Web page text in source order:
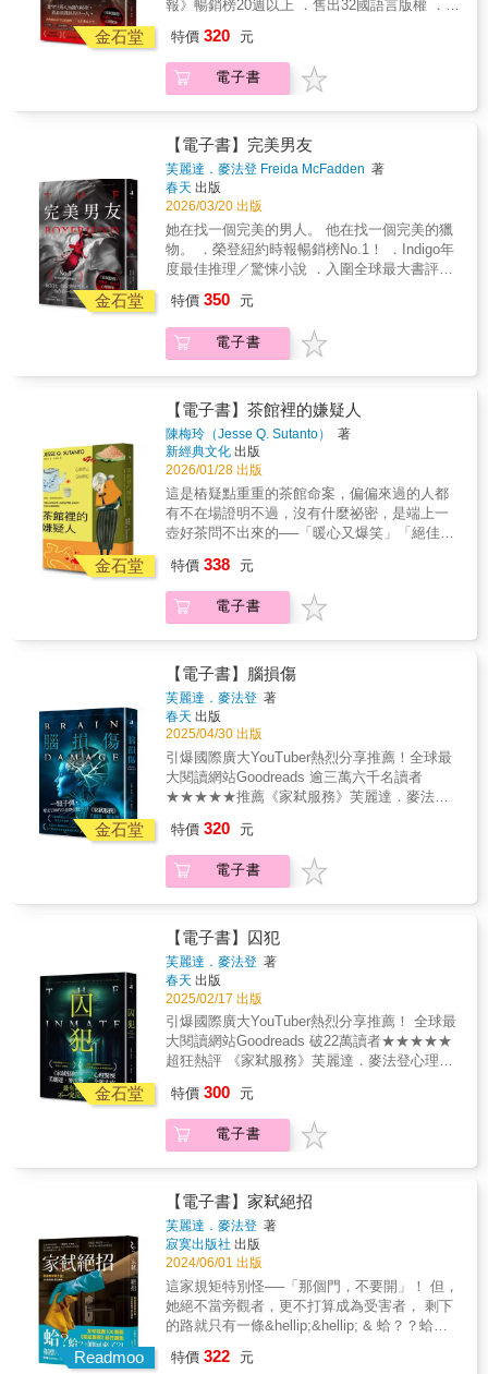
金石堂
報》暢銷榜20週以上 ．售出32國語言版權 ．
李維的製作公司21 Laps Entertainment與
Netflix聯手確定改編電影 無與倫比的多巴胺巔
峰，「這本書瘋了！！！」 《家弒服務》芙麗
翠西亞與伊森以為自己終於找到夢寐已久的新
居&mdash;&mdash;一棟充滿歷史感、曾屬於
傳奇精神科醫生亞德莉安．海爾的偏遠大宅。
但隨著一場暴雪，夢幻豪宅瞬間化為華麗的牢
籠。 受困室內且愈發焦躁的翠西亞，偶然發現
了一疊海爾醫生與病患面談的錄音帶。隨著翠
西亞一段段聽著錄音，她逐漸挖掘出這名醫生
神祕失蹤前，那一連串令人膽戰心驚的驚悚真
相。 每一捲錄音帶都讓一塊震驚的拼圖歸位，
將聽到最後一捲、也就是揭開整個恐怖真相的
那捲錄音帶時，恐怕一切都已經太遲了
&hellip;&hellip; 󠄀 敘事視角交錯，故事愈發陷入
★★★★★好評狂推 「這本書真的瘋了！」
「這是我這輩子讀得最快的一本書！」 「情節
緊湊到令人毛骨悚然！」 「作者到底對讀者做
了什麼，故事怎麼能這麼有毒！（上癮）」
「這輩子沒看過結尾這麼混亂卻又讓人心服口
服的作品！」 「太驚訝了，差點忘了呼吸！」
特價 320 元
電子書
金石堂
【電子書】完美男友
芙麗達．麥法登 Freida McFadden 著
春天 出版
2026/03/20 出版
她在找一個完美的男人。 他在找一個完美的獵
物。 ．榮登紐約時報暢銷榜No.1！ ．Indigo年
度最佳推理／驚悚小說 ．入圍全球最大書評網
說，逾二十八萬則★★★★★書評狂推！ 《家
弒服務》芙麗達．麥法登心理驚悚全新大作 󠄀 席
妮跟紐約的大多數單身女人一樣── 在愛情這件
&hellip;&hellip; 最糟的是，永遠離不開媽媽的
媽寶男。 直到她遇見了「他」。 完美到不像真
的：英俊、貼心、體貼入微， 還是當地醫院的
醫生。 席妮瞬間陷入熱戀，彷彿終於迎來命定
的幸福。 就在她沉浸於甜蜜時── 一名年輕女
子被殘忍殺害，成為沿海連環命案的最新受害
者。 警方掌握到唯一線索： 兇手是一名「先約
會，再下手」的神祕男子。 照理說，席妮應該
很安全。 畢竟，她的男友是「全紐約最完美的
完美男人&hellip;&hellip; 會不會完美得「太過
頭」？
特價 350 元
電子書
金石堂
【電子書】茶館裡的嫌疑人
陳梅玲（Jesse Q. Sutanto）
著
新經典文化 出版
2026/01/28 出版
這是樁疑點重重的茶館命案，偏偏來過的人都
有不在場證明不過，沒有什麼祕密，是端上一
壺好茶問不出來的──「暖心又爆笑」「絕佳的
推！★英文版一年銷量突破300,000冊★超級暢
銷書《失控親友團》（Dial A For Aunties）作
者全新系列★《週四謀殺俱樂部》喜劇推理，
性的瑪波小姐，東方有窮追不捨的「姨母神
探」──薇拉．黃表面是經營茶館的慈祥姨母，
實際上是洞悉人性的破案大姐頭推理一定要懂
科學？ 理解人性才是偵探姨母最拿手的戲。💡
薇拉看穿人性的10個瞬間：1. 藉由提供提神茶
招待警察，讓他們放下戒心，使自己能名正言
順留在現場打探消息。2. 觀察茱麗亞的行為舉
止，認定她並非冷酷凶手，而是極需被照顧。
3. 看穿瑞基對家常菜的渴望，讓他吃飽後自然
複雜的情緒，進而揭開兩人不為人知的糾葛。
5. 洞悉奧利佛從小到大累積的自卑感，使他為
了自我證明而洩露祕密。6. 從嫌疑人過度修飾
的社群照片讀懂虛榮心，藉此推論其行為動
機。7. 藉由年輕人難以拒絕長輩的文化現象，
進行身家調查並識破謊言。8. 進入他人家中大
掃除觀察居住環境，進而判斷其心理狀態。9.
在死者追思會上冷眼觀察，鎖定那些悲傷得不
太自然的嫌疑人。10. 堅信生活失序即心理失
序，透過強迫嫌疑人規律作息與進食，觀察其
良心。 ──各界榮譽肯定── ★榮獲愛倫坡獎
年度原創平裝小說 ★入圍英國犯罪作家協會
金匕首獎 ★Audible年度推理好書 ★榮獲
Audie獎年度推理有聲書 ★榮獲美國圖書館協
會首屆 Libby 圖書獎年度推理小說 ★華盛頓
巴西、荷蘭、芬蘭、匈牙利、印尼、保加利
亞、西班牙、烏克蘭……16國版權❥關於故事
六十歲的薇拉在舊金山唐人街經營一家茶館，
每天準時四點半起床，健走、喝烏龍茶、傳訊
息叮嚀Gen Z的兒子早起。她的生活井然有序，
直到某天清晨，茶館裡多了一具陌生男子的屍
體……薇拉報了警，但為了引誘凶手上門，她
順手拿走重要物證──畢竟，沒人比她更適合破
案。嫌犯一一現身，分別是：死者的雙胞胎弟
特價 338 元
電子書
金石堂
【電子書】腦損傷
芙麗達．麥法登 著
春天 出版
2025/04/30 出版
引爆國際廣大YouTuber熱烈分享推薦！全球最
大閱讀網站Goodreads 逾三萬六千名讀者
★★★★★推薦《家弒服務》芙麗達．麥法登
與記憶……󠄀經過多年的努力，夏綠蒂．麥坎納
醫生終於擁有了一切。皮膚科醫師的事業蒸蒸
日上？打勾。俯瞰中央公園的寬敞公寓？打
骨，她就此失去了一切。當夏綠蒂努力從腦部
損傷中恢復過來時，她開始意識到那個命運之
夜所發生的事情被困在了她受損的右腦中。現
在，她必須把這些記憶的碎片拼湊起來，找出
企圖謀殺她的人的身分，在他完成他的工作之
前……󠄀頭部中彈會不會痛？很多事情我忘了，
這部分卻記得特別清楚。我記得自己盯著槍
口，以為對方不可能真的扣下扳機，也不相信
自己會是這種命運。接著聽見爆裂音，一轉眼
質、神經元、腦室，再次貫穿顱骨後扎在牆
上。牆壁的隔音設計太好，所以鄰居沒聽見槍
響。過程完全不痛。什麼感覺也沒有。痛都是
後來的事情了。
特價 320 元
電子書
金石堂
【電子書】囚犯
芙麗達．麥法登 著
春天 出版
2025/02/17 出版
引爆國際廣大YouTuber熱烈分享推薦！ 全球最
大閱讀網站Goodreads 破22萬讀者★★★★★
超狂熱評 《家弒服務》芙麗達．麥法登心理驚
人&hellip;&hellip; 卜珂是一所高度戒備監獄的
新執業護士，她在就職第一天被灌輸了在這裡
工作三個重要的規則： 1. 尊重所有囚犯。 2.
有人知道她和史恩的密切關係，史恩是監獄中
最惡名昭彰的危險囚犯之一。 他們當然不知道
史恩是卜珂的高中情人──明星四分衛、因一系
列殘忍謀殺案而被判終身監禁的金童。也不知
道是卜珂的證詞把他關進了監獄。 但史恩知
道。他比任何人都清楚。他永遠不會忘記。 󠄀 我
說了謊。 之所以猶豫要不要這份工作，其實不
是擔心高跟鞋被囚犯搶走敲死自己，而是因為
這裡有個犯人身分特別。很久以前我們認識，
特價 300 元
電子書
Readmoo
【電子書】家弒絕招
芙麗達．麥法登 著
寂寞出版社 出版
2024/06/01 出版
這家規矩特別怪──「那個門，不要開」！ 但，
她絕不當旁觀者，更不打算成為受害者， 剩下
的路就只有一條&hellip;&hellip; & 蛤？？蛤？
球狂賣100萬冊《家弒服務》超狂續集 冬陽／
特價 322 元